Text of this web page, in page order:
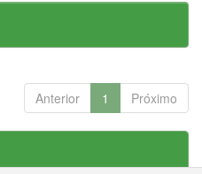
Anterior 1 Próximo